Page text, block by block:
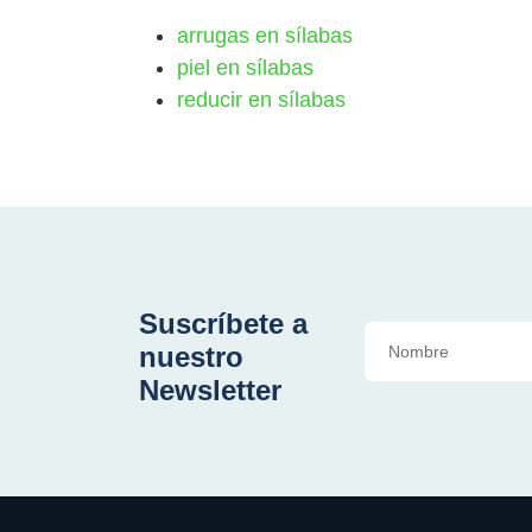
arrugas en sílabas
piel en sílabas
reducir en sílabas
Suscríbete a
nuestro
Newsletter